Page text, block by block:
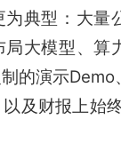
为典型：大量
大模型、算
的演示
及财报上始